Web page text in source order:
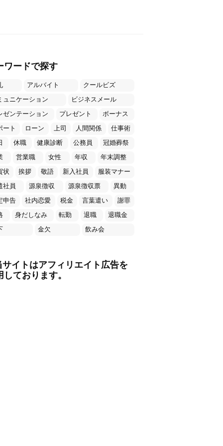
ワードで探す
アルバイト
クールビズ
ュニケーション
ビジネスメール
ゼンテーション
プレゼント
ボーナス
ート
ローン 上司 人間関係
仕事術
休職 健康診断 公務員
冠婚葬祭
営業職 女性 年収
年末調整
状
挨拶 敬語 新入社員
服装マナー
社員
源泉徴収 源泉徴収票
異動
申告
社内恋愛 税金 言葉遣い
謝罪
身だしなみ 転勤 退職
退職金
金欠 飲み会
イトはアフィリエイト広告を
しております。